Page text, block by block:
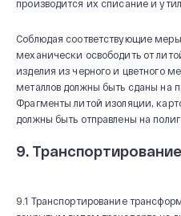
производится их списание и
Соблюдая соответствующие
механически освободить от
изделия из черного и цветного
металлов должны быть сданы на
Фрагменты литой изоляции,
должны быть отправлены на
9. Транспортирование
9.1 Транспортирование